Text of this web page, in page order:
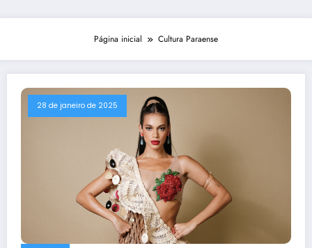
Página inicial Cultura Paraense
28 de janeiro de 2025